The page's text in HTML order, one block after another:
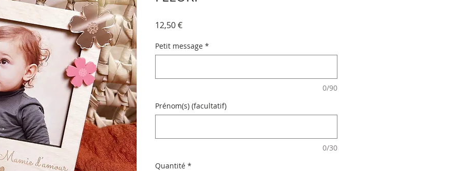
12,50 €Prix
Petit message *
0/90
Prénom(s) (facultatif)
0/30
Quantité *